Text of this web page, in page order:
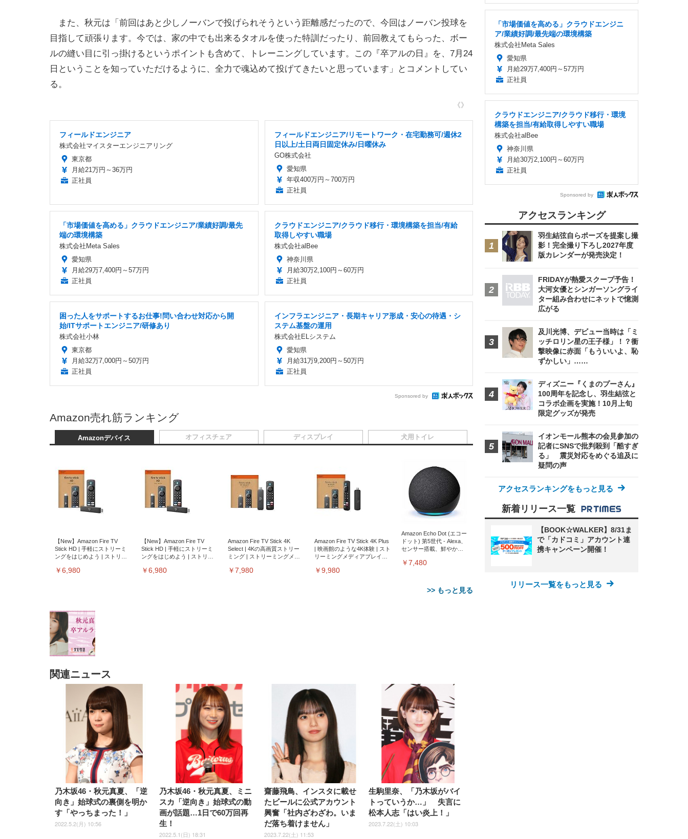
また、秋元は「前回はあと少しノーバンで投げられそうという距離感だったので、今回はノーバン投球を
目指して頑張ります。今では、家の中でも出来るタオルを使った特訓だったり、前回教えてもらった、ボー
ルの縫い目に引っ掛けるというポイントも含めて、トレーニングしています。この『卒アルの日』を、7月24
日ということを知っていただけるように、全力で魂込めて投げてきたいと思っています」とコメントしてい
る。
《》
フィールドエンジニア
株式会社マイスターエンジニアリング
東京都
月給21万円～36万円
正社員
フィールドエンジニア/リモートワーク・在宅勤務可/週休2
日以上/土日両日固定休み/日曜休み
GO株式会社
愛知県
年収400万円～700万円
正社員
「市場価値を高める」クラウドエンジニア/業績好調/最先
端の環境構築
株式会社Meta Sales
愛知県
月給29万7,400円～57万円
正社員
クラウドエンジニア/クラウド移行・環境構築を担当/有給
取得しやすい職場
株式会社alBee
神奈川県
月給30万2,100円～60万円
正社員
困った人をサポートするお仕事!問い合わせ対応から開
始/ITサポートエンジニア/研修あり
株式会社小林
東京都
月給32万7,000円～50万円
正社員
インフラエンジニア・長期キャリア形成・安心の待遇・シ
ステム基盤の運用
株式会社ELシステム
愛知県
月給31万9,200円～50万円
正社員
Sponsored by
Amazon売れ筋ランキング
Amazonデバイス
【New】Amazon Fire TV
Stick HD | 手軽にストリーミ
ングをはじめよう | ストリー
￥6,980
【New】Amazon Fire TV
Stick HD | 手軽にストリーミ
ングをはじめよう | ストリー
￥6,980
Amazon Fire TV Stick 4K
Select | 4Kの高画質ストリー
ミング | ストリーミングメデ
￥7,980
Amazon Fire TV Stick 4K Plus
| 映画館のような4K体験 | スト
リーミングメディアプレイヤ
￥9,980
Amazon Echo Dot (エコー
ドット) 第5世代 - Alexa、
センサー搭載、鮮やかな
￥7,480
>> もっと見る
オフィスチェア
[EdoErgo] オフィスチェア 椅
子 テレワーク 疲れない 跳ね
上げ式アームレスト コンパク
ト 約105度ロッキング pc 事務
椅子 360度回転 座面昇降 強化
ナイロン樹脂ベース 通気性メ
ッシュ 在宅ワーク H-
WY01(黒網+黒枠+黒足)
￥5,699
SIHOO B100 オフィスチェア
／デスクチェア メッシュチェ
ア 人間工学 疲れない ブラッ
Sezlife オフィスチェア デスク
チェア 疲れない テレワーク
チェア 強化バックレスト 30
度ロッキング機能 人間工学 椅
子 腰サポート 90度跳ね上げ
式アームレスト 3Dヘッドレス
ト ハンガー付き 高反発クッシ
ョン PCチェア 通気性メッシ
ュ ゲーミング/勉強/事務用 お
しゃれ パソコンチェア (ブラ
ック)
￥7,680
Sezlife オフィスチェア デスク
チェア 疲れない テレワーク
チェア 強化バックレスト 30度
ロッキング機能 人間工学 椅子
腰サポート 90度跳ね上げ式ア
ームレスト 3Dヘッドレスト
ハンガー付き 高反発クッショ
ン PCチェア 通気性メッシュ
ゲーミング/勉強/事務用 おし
ゃれ パソコンチェア (ホワイ
￥7,680
ANDWINT オフィスチェ
ア デスクチェア 肘なし メ
ッシュ 通気性 ランバーサ
ポート付き 腰サポート ガ
ス圧無段階昇降 360度回
転 キャスター付き コンパ
クト 幅52×奥行58.5×高さ
84～96cm テレワーク 在
宅勤務 ブラック
￥4,139
ディスプレイ
EIZO ビジネス向けプレミア
ムモニター | FlexScan
EV3240X-WT | 31.5型4K
UHD・USB Type-C・ホワイ
￥105,595
EIZO ビジネス向けプレミア
ムモニター | FlexScan
EV2740X-WT | 27.0型4K
UHD・USB Type-C・ホワイ
【純正品】27"ゲーミングモ
ニター DualSense 充電フッ
ク付き（CFI-ZDM1J）
￥49,979
【整備済み品】Dell
E2724HS 27インチ 液晶モ
ニター フル
HD（1920×1080）VA 非光
沢 HDMI/DisplayPort/VGA
スピーカー内蔵 高さ調整 ス
イベル VESA対応
ComfortView ビジネス向け
￥15,800
【MiniLED/24.5inch/280Hz/FHD】
GRAPHT THE SHOOTER
Gaming Monitor 24” Essential ゲ
ーミングモニター QD 24.5インチ
1ms FHD 量子ドット 残像低減 (3
年保証 | 輝点保証 | 日本メーカー)
￥34,980
犬用トイレ
Amazonベーシック ペットシ
ーツ 薄型 レギュラー 1回使い
捨て 無香料 ホワイト 300枚
￥3,373
Amazonベーシック ペットシ
ーツ 厚型 ワイド 42枚x2袋(84
枚) ホワイト(吸収面:ライトブ
ネオ・ルーライフ ネオ・オム
ツ L 中型犬用 26枚入り 単品
￥1,800
Smart Basic(スマートベーシ
ック) 【Amazon.co.jp限定】
Smart Basic アイリスオーヤマ
ペットシーツ 超厚型 お徳用
ワイド 100枚入 (x 1) (ケース
販売)
￥3,670
アイリスオーヤマ ペット
シーツ 超厚型 お徳用 レギ
ュラー 200枚入
【Amazon.co.jp限定】
￥3,731
関連ニュース
乃木坂46・秋元真夏、「逆
向き」始球式の裏側を明か
す「やっちまった！」
2022.5.2(月) 10:56
乃木坂46・秋元真夏、ミニ
スカ「逆向き」始球式の動
画が話題…1日で60万回再
生！
2022.5.1(日) 18:31
齋藤飛鳥、インスタに載せ
たビールに公式アカウント
興奮「社内ざわざわ。いま
だ落ち着けません」
2023.7.22(土) 11:53
生駒里奈、「乃木坂がバイ
トっていうか…」 失言に
松本人志「はい炎上！」
2023.7.22(土) 10:03
「市場価値を高める」クラウドエンジニ
ア/業績好調/最先端の環境構築
株式会社Meta Sales
愛知県
月給29万7,400円～57万円
正社員
クラウドエンジニア/クラウド移行・環境
構築を担当/有給取得しやすい職場
株式会社alBee
神奈川県
月給30万2,100円～60万円
正社員
Sponsored by
アクセスランキング
羽生結弦自らポーズを提案し撮
影！完全撮り下ろし2027年度
版カレンダーが発売決定！
FRIDAYが熱愛スクープ予告！
大河女優とシンガーソングライ
ター組み合わせにネットで憶測
広がる
及川光博、デビュー当時は「ミ
ッチロリン星の王子様」！？衝
撃映像に赤面「もういいよ、恥
ずかしい」……
ディズニー『くまのプーさん』
100周年を記念し、羽生結弦と
コラボ企画を実施！10月上旬
限定グッズが発売
イオンモール熊本の会見参加の
記者にSNSで批判殺到「酷すぎ
る」 震災対応をめぐる追及に
疑問の声
アクセスランキングをもっと見る
新着リリース一覧
【BOOK☆WALKER】8/31ま
で「カドコミ」アカウント連
携キャンペーン開催！
リリース一覧をもっと見る